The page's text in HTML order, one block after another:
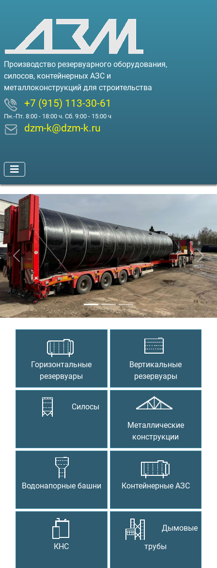
Производство резервуарного оборудования,
силосов, контейнерных АЗС и
металлоконструкций для строительства
+7 (915) 113-30-61
Пн.-Пт. 8:00 - 18:00 ч. Сб. 9:00 - 15:00 ч
dzm-k@dzm-k.ru
Предыдущий
Горизонтальные
резервуары
Вертикальные
резервуары
Силосы
Металлические
конструкции
Водонапорные башни Контейнерные АЗС
КНС
Дымовые
трубы